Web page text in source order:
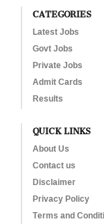
CATEGORIES
Latest Jobs
Govt Jobs
Private Jobs
Admit Cards
Results
QUICK LINKS
About Us
Contact us
Disclaimer
Privacy Policy
Terms and